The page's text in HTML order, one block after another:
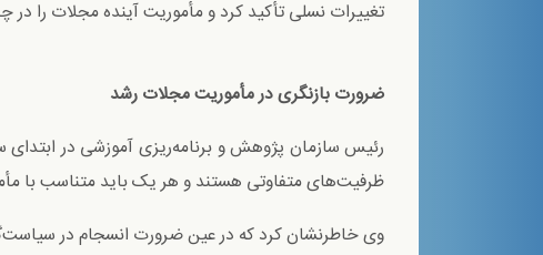
تغییرات نسلی تأکید کرد و مأموریت آینده مجلات را در
ضرورت بازنگری در مأموریت مجلات رشد
رئیس سازمان پژوهش و برنامه‌ریزی آموزشی در
ظرفیت‌های متفاوتی هستند و هر یک باید متناسب با
وی خاطرنشان کرد که در عین ضرورت انسجام در